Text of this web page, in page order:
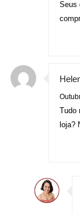
Seus
Tudo
loja?